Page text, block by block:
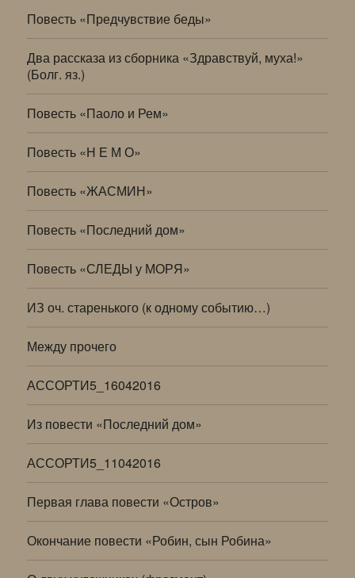
Повесть «Предчувствие беды»
Два рассказа из сборника «Здравствуй, муха!»
(Болг. яз.)
Повесть «Паоло и Рем»
Повесть «Н Е М О»
Повесть «ЖАСМИН»
Повесть «Последний дом»
Повесть «СЛЕДЫ у МОРЯ»
ИЗ оч. старенького (к одному событию…)
Между прочего
АССОРТИ5_16042016
Из повести «Последний дом»
АССОРТИ5_11042016
Первая глава повести «Остров»
Окончание повести «Робин, сын Робина»